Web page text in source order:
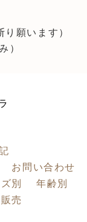
り願います）
）
お問い合わせ
別
年齢別
売